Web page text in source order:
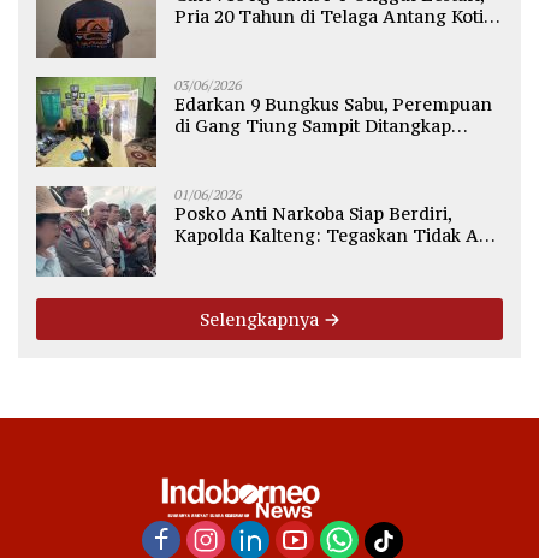
Pria 20 Tahun di Telaga Antang Kotim
03/06/2026
Edarkan 9 Bungkus Sabu, Perempuan
di Gang Tiung Sampit Ditangkap
01/06/2026
Posko Anti Narkoba Siap Berdiri,
Kapolda Kalteng: Tegaskan Tidak Ada
Selengkapnya